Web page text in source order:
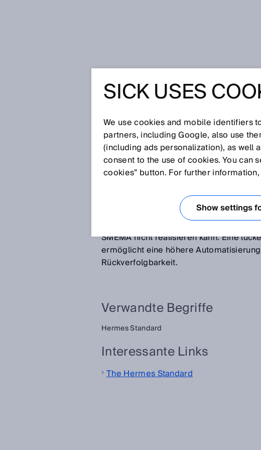
Glossar
[0-9] A B C D E F G H I J K
THE HERMES
Maschine-Kommunikationsprotokoll,
Bestückungslinien. Auf dem Weg zur
das Hermes-Protokoll ein
SMEMA nicht realisieren kann. Eine
ermöglicht eine höhere
Rückverfolgbarkeit.
Verwandte Begriffe
Hermes Standard
Interessante Links
The Hermes Standard
SICK USES
We use cookies and mobile identifiers
partners, including Google, also use
(including ads personalization), as well
consent to the use of cookies. You can
cookies” button. For further
Show settings